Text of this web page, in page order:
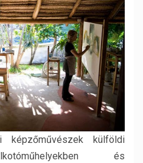
külföldi
és